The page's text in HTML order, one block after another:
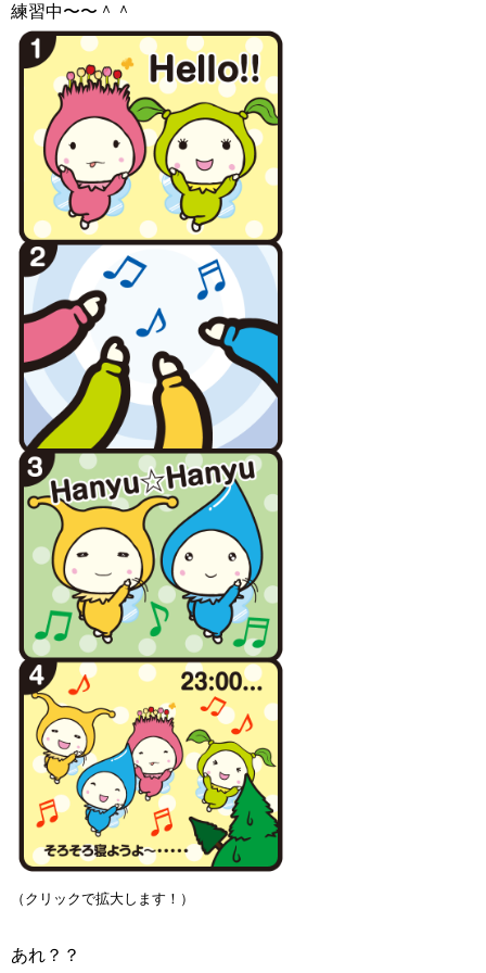
練習中〜〜＾＾
（クリックで拡大します！）
あれ？？